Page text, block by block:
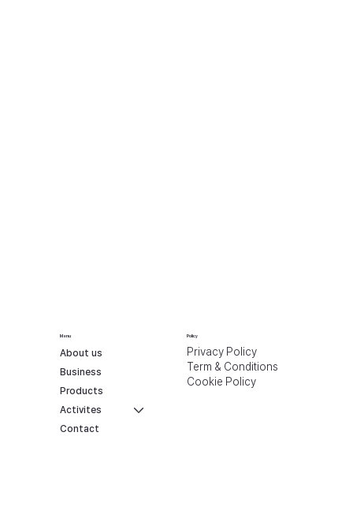
Menu
About us
Business
Products
Activites
Contact
Policy
Privacy Policy
Term & Conditions
Cookie Policy